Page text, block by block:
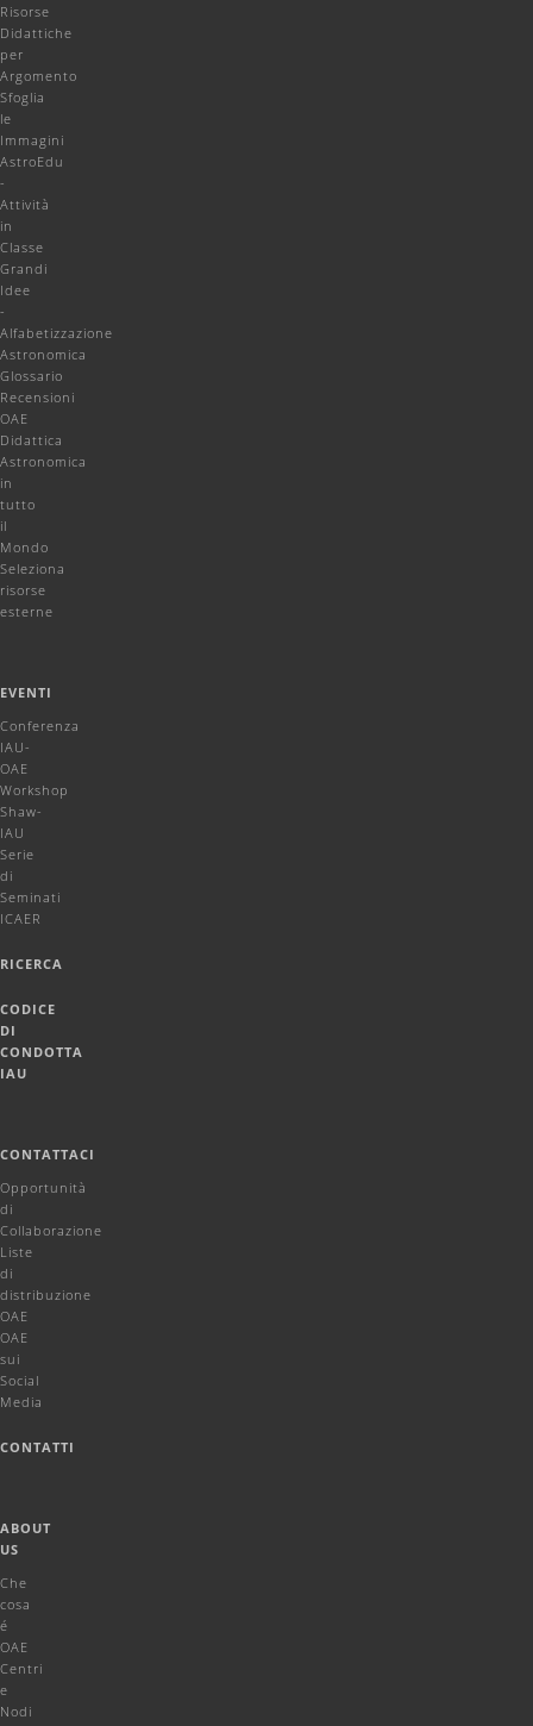
Risorse
Didattiche
per
Argomento
Sfoglia
le
Immagini
AstroEdu
-
Attività
in
Classe
Grandi
Idee
-
Alfabetizzazione
Astronomica
Glossario
Recensioni
OAE
Didattica
Astronomica
in
tutto
il
Mondo
Seleziona
risorse
esterne
EVENTI
Conferenza
IAU-
OAE
Workshop
Shaw-
IAU
Serie
di
Seminati
ICAER
RICERCA
CODICE
DI
CONDOTTA
IAU
CONTATTACI
Opportunità
di
Collaborazione
Liste
di
distribuzione
OAE
OAE
sui
Social
Media
CONTATTI
ABOUT
US
Che
cosa
é
OAE
Centri
e
Nodi